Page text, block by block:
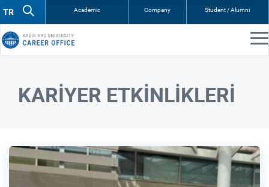
Academic Company Student / Alumni
KARİYER ETKİNLİKLERİ